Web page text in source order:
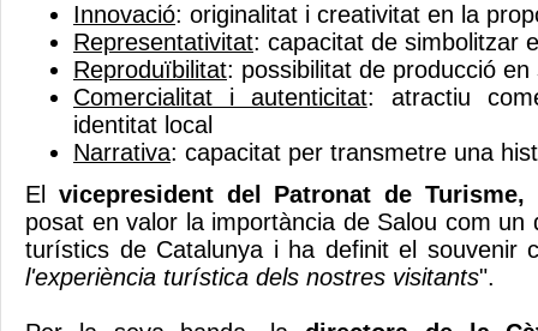
Innovació: originalitat i creativitat en la
Representativitat: capacitat de simbolitzar
Reproduïbilitat: possibilitat de producció en
Comercialitat i autenticitat: atractiu
identitat local
Narrativa: capacitat per transmetre una
El vicepresident del Patronat de Turisme,
posat en valor la importància de Salou com un
turístics de Catalunya i ha definit el souvenir
l'experiència turística dels nostres visitants".